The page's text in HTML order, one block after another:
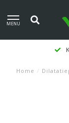
MENU
Home /